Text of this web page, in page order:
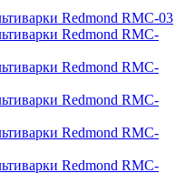
Redmond RMC-03
Redmond RMC-
Redmond RMC-
Redmond RMC-
Redmond RMC-
Redmond RMC-